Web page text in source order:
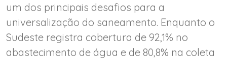
um dos principais desafios para a
universalização do saneamento. Enquanto o
Sudeste registra cobertura de 92,1% no
abastecimento de água e de 80,8% na coleta